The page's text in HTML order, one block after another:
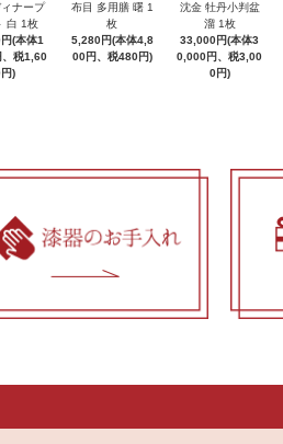
ナープ
白 1枚
(本体1
税1,60
)
布目 多用膳 曙 1
枚
5,280円(本体4,8
00円、税480円)
沈金 牡丹小判盆
溜 1枚
33,000円(本体3
0,000円、税3,00
0円)